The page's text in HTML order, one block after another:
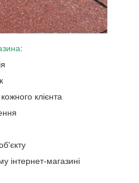
а:
клієнта
інтернет-магазині